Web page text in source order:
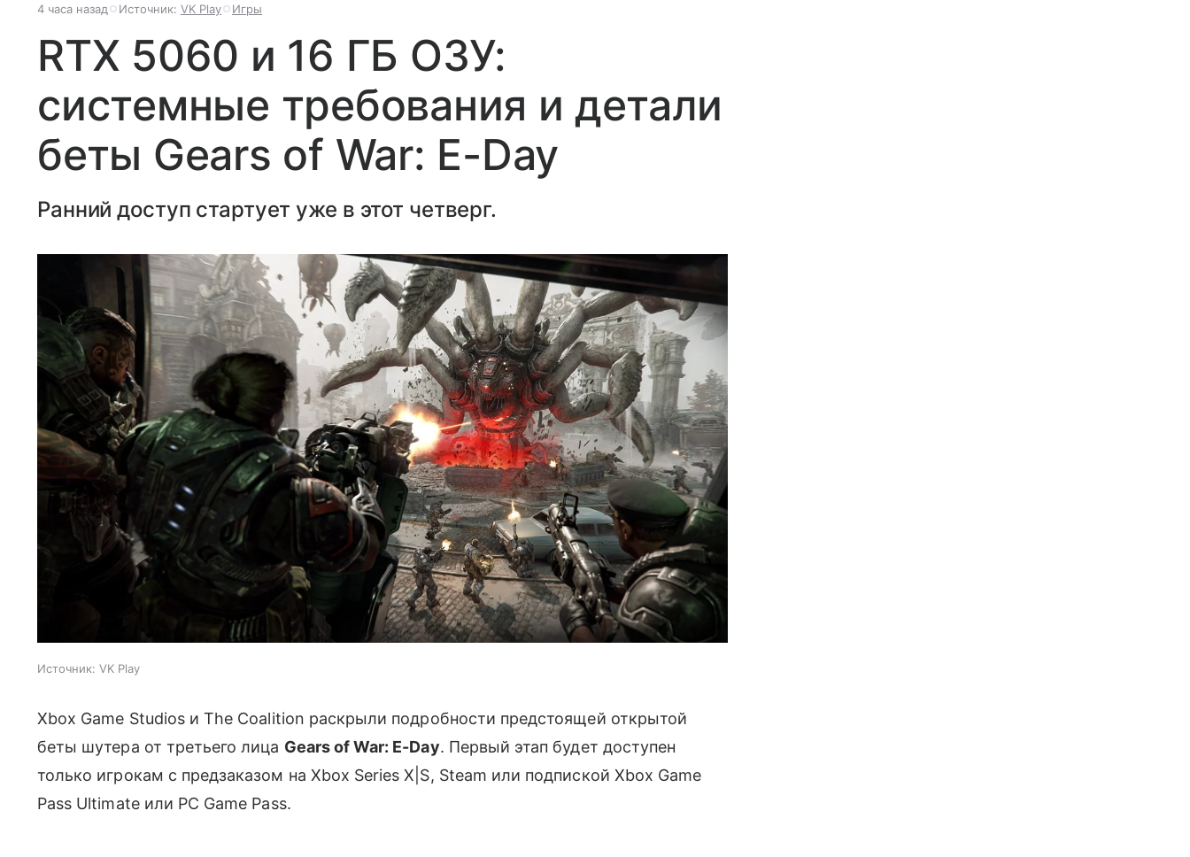
4 часа назад Источник: VK Play Игры
RTX 5060 и 16 ГБ ОЗУ:
системные требования и детали
беты Gears of War: E-Day
Ранний доступ стартует уже в этот четверг.
Источник: VK Play
Xbox Game Studios и The Coalition раскрыли подробности предстоящей открытой
беты шутера от третьего лица Gears of War: E-Day. Первый этап будет доступен
только игрокам с предзаказом на Xbox Series X|S, Steam или подпиской Xbox Game
Pass Ultimate или PC Game Pass.